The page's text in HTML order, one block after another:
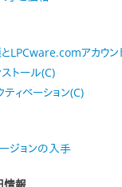
LPCware.comアカウン
トール(C)
ィベーション(C)
ジョンの入手